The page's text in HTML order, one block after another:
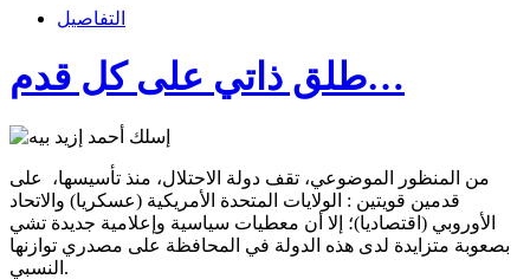
التفاصيل
طلق ذاتي على كل قدم…
من المنظور الموضوعي، تقف دولة الاحتلال، منذ تأسيسها، على
قدمين قويتين : الولايات المتحدة الأمريكية (عسكريا) والاتحاد
الأوروبي (اقتصاديا)؛ إلا أن معطيات سياسية وإعلامية جديدة تشي
بصعوبة متزايدة لدى هذه الدولة في المحافظة على مصدري توازنها
النسبي.